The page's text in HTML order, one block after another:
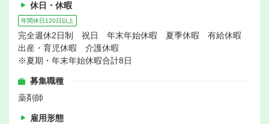
休日・休暇
年間休日120日以上
完全週休2日制 祝日 年末年始休暇 夏季休暇 有給休暇
出産・育児休暇 介護休暇
※夏期・年末年始休暇合計8日
募集職種
薬剤師
雇用形態